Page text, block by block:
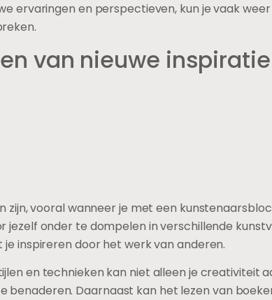
ervaringen en perspectieven, kun je vaak
van nieuwe inspiratie
zijn, vooral wanneer je met een
jezelf onder te dompelen in verschillende
inspireren door het werk van anderen.
en technieken kan niet alleen je creativiteit
benaderen. Daarnaast kan het lezen van